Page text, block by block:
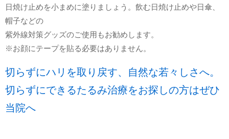
日焼け止めを小まめに塗りましょう。飲む日焼け止めや日傘、
帽子などの
紫外線対策グッズのご使用もお勧めします。
※お顔にテープを貼る必要はありません。
切らずにハリを取り戻す、自然な若々しさへ。
切らずにできるたるみ治療をお探しの方はぜひ
当院へ